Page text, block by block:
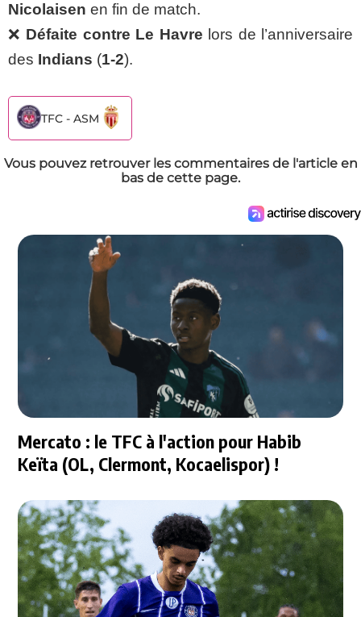
Nicolaisen en fin de match.
❌ Défaite contre Le Havre lors de l’anniversaire
des Indians (1-2).
TFC - ASM
Vous pouvez retrouver les commentaires de l'article en
bas de cette page.
Mercato : le TFC à l'action pour Habib
Keïta (OL, Clermont, Kocaelispor) !